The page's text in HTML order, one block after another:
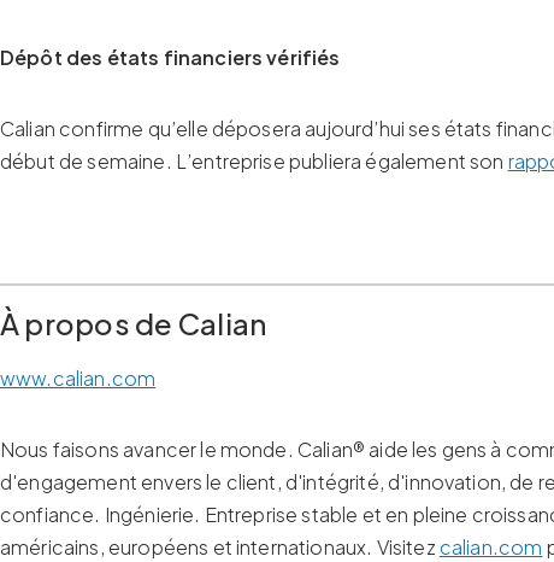
Dépôt des états financiers vérifiés
Calian confirme qu’elle déposera aujourd’hui ses états
début de semaine. L’entreprise publiera également son
À propos de Calian
www.calian.com
Nous faisons avancer le monde. Calian® aide les gens à
d'engagement envers le client, d'intégrité, d'innovation, de
confiance. Ingénierie. Entreprise stable et en pleine
américains, européens et internationaux. Visitez calian.com